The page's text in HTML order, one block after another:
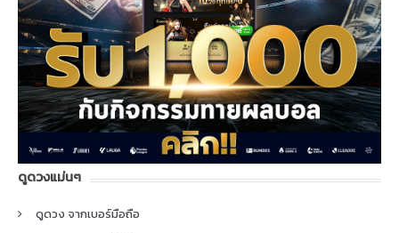
ดูดวงแม่นๆ
ดูดวง จากเบอร์มือถือ